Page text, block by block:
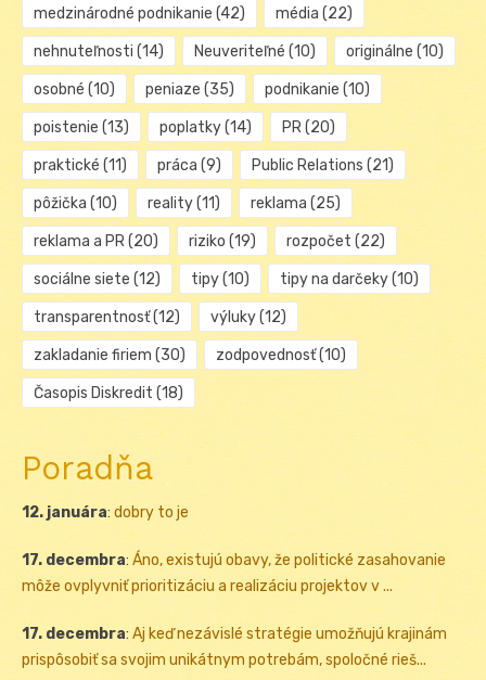
medzinárodné podnikanie (42) média (22)
nehnuteľnosti (14) Neuveriteľné (10) originálne (10)
osobné (10) peniaze (35) podnikanie (10)
poistenie (13) poplatky(14) PR(20)
praktické (11) práca (9) Public Relations (21)
pôžička (10) reality(11) reklama (25)
reklama a PR(20) riziko (19) rozpočet (22)
sociálne siete (12) tipy(10) tipy na darčeky(10)
transparentnosť(12) výluky(12)
zakladanie firiem (30) zodpovednosť(10)
Časopis Diskredit (18)
Poradňa
12. januára: dobry to je
17. decembra: Áno, existujú obavy, že politické zasahovanie
môže ovplyvniť prioritizáciu a realizáciu projektov v ...
17. decembra: Aj keď nezávislé stratégie umožňujú krajinám
prispôsobiť sa svojim unikátnym potrebám, spoločné rieš...